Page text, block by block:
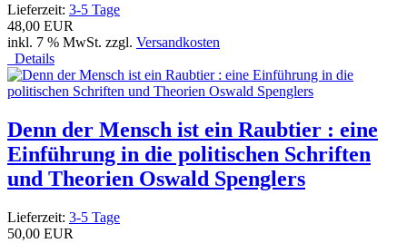
Lieferzeit: 3-5 Tage
48,00 EUR
inkl. 7 % MwSt. zzgl. Versandkosten
Details
Denn der Mensch ist ein Raubtier : eine
Einführung in die politischen Schriften
und Theorien Oswald Spenglers
Lieferzeit: 3-5 Tage
50,00 EUR